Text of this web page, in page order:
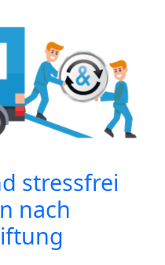
stressfrei
nach